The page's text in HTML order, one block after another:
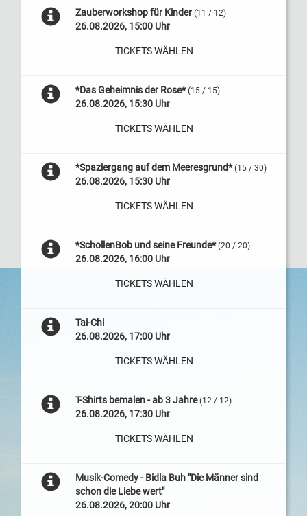
Zauberworkshop für Kinder (11 / 12)
26.08.2026, 15:00 Uhr
TICKETS WÄHLEN
*Das Geheimnis der Rose* (15 / 15)
26.08.2026, 15:30 Uhr
TICKETS WÄHLEN
*Spaziergang auf dem Meeresgrund* (15 / 30)
26.08.2026, 15:30 Uhr
TICKETS WÄHLEN
*SchollenBob und seine Freunde* (20 / 20)
26.08.2026, 16:00 Uhr
TICKETS WÄHLEN
Tai-Chi
26.08.2026, 17:00 Uhr
TICKETS WÄHLEN
T-Shirts bemalen - ab 3 Jahre (12 / 12)
26.08.2026, 17:30 Uhr
TICKETS WÄHLEN
Musik-Comedy - Bidla Buh "Die Männer sind
schon die Liebe wert"
26.08.2026, 20:00 Uhr